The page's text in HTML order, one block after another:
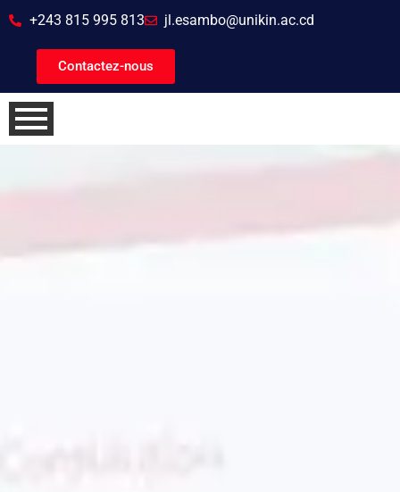
+243 815 995 813 jl.esambo@unikin.ac.cd
Contactez-nous